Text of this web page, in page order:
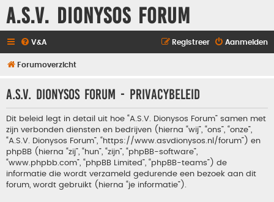
A.S.V. Dionysos Forum
V&A Aanmelden
Registreer
Forumoverzicht
A.S.V. Dionysos Forum - Privacybeleid
Dit beleid legt in detail uit hoe “A.S.V. Dionysos Forum” samen met
zijn verbonden diensten en bedrijven (hierna “wij”, “ons”, “onze”,
“A.S.V. Dionysos Forum”, “https://www.asvdionysos.nl/forum”) en
phpBB (hierna “zij”, “hun”, “zijn”, “phpBB-software”,
“www.phpbb.com”, “phpBB Limited”, “phpBB-teams”) de
informatie die wordt verzameld gedurende een bezoek aan dit
forum, wordt gebruikt (hierna “je informatie”).